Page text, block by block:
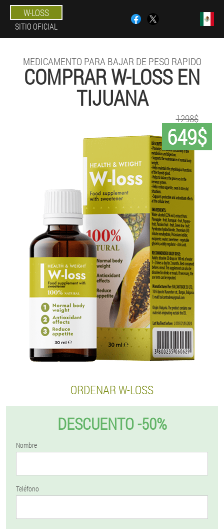
W-LOSS
SITIO OFICIAL
MEDICAMENTO PARA BAJAR DE PESO RAPIDO
COMPRAR W-LOSS EN
TIJUANA
649$
1298$
ORDENAR W-LOSS
DESCUENTO -50%
Nombre
Teléfono